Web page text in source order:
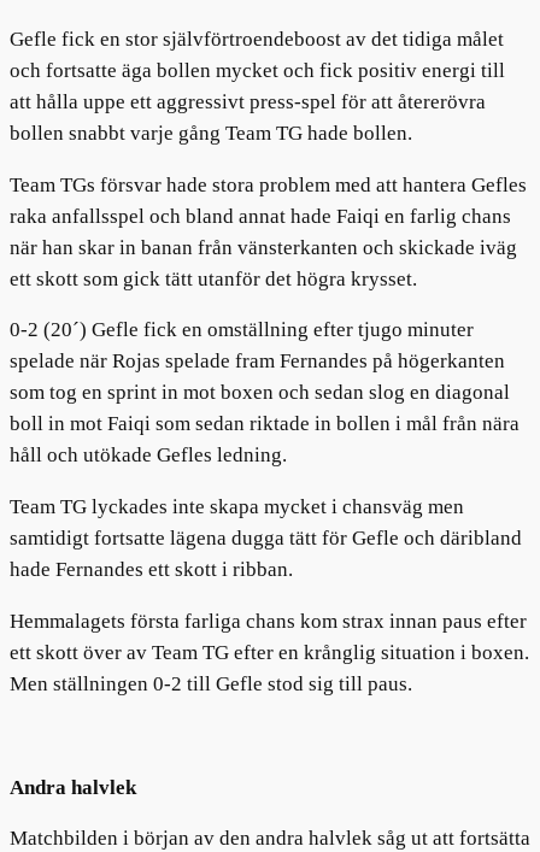
Gefle fick en stor självförtroendeboost av det tidiga målet
och fortsatte äga bollen mycket och fick positiv energi till
att hålla uppe ett aggressivt press-spel för att återerövra
bollen snabbt varje gång Team TG hade bollen.
Team TGs försvar hade stora problem med att hantera Gefles
raka anfallsspel och bland annat hade Faiqi en farlig chans
när han skar in banan från vänsterkanten och skickade iväg
ett skott som gick tätt utanför det högra krysset.
0-2 (20´) Gefle fick en omställning efter tjugo minuter
spelade när Rojas spelade fram Fernandes på högerkanten
som tog en sprint in mot boxen och sedan slog en diagonal
boll in mot Faiqi som sedan riktade in bollen i mål från nära
håll och utökade Gefles ledning.
Team TG lyckades inte skapa mycket i chansväg men
samtidigt fortsatte lägena dugga tätt för Gefle och däribland
hade Fernandes ett skott i ribban.
Hemmalagets första farliga chans kom strax innan paus efter
ett skott över av Team TG efter en krånglig situation i boxen.
Men ställningen 0-2 till Gefle stod sig till paus.
Andra halvlek
Matchbilden i början av den andra halvlek såg ut att fortsätta